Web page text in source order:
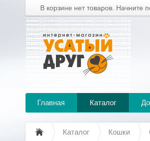
В корзине нет товаров. Начните
Главная Каталог
Каталог Кошки